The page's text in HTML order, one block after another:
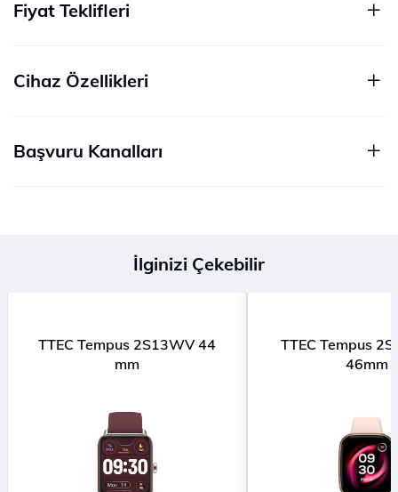
Fiyat Teklifleri
Cihaz Özellikleri
Başvuru Kanalları
İlginizi Çekebilir
TTEC Tempus 2S13WV 44
mm
TTEC Tempus
46mm